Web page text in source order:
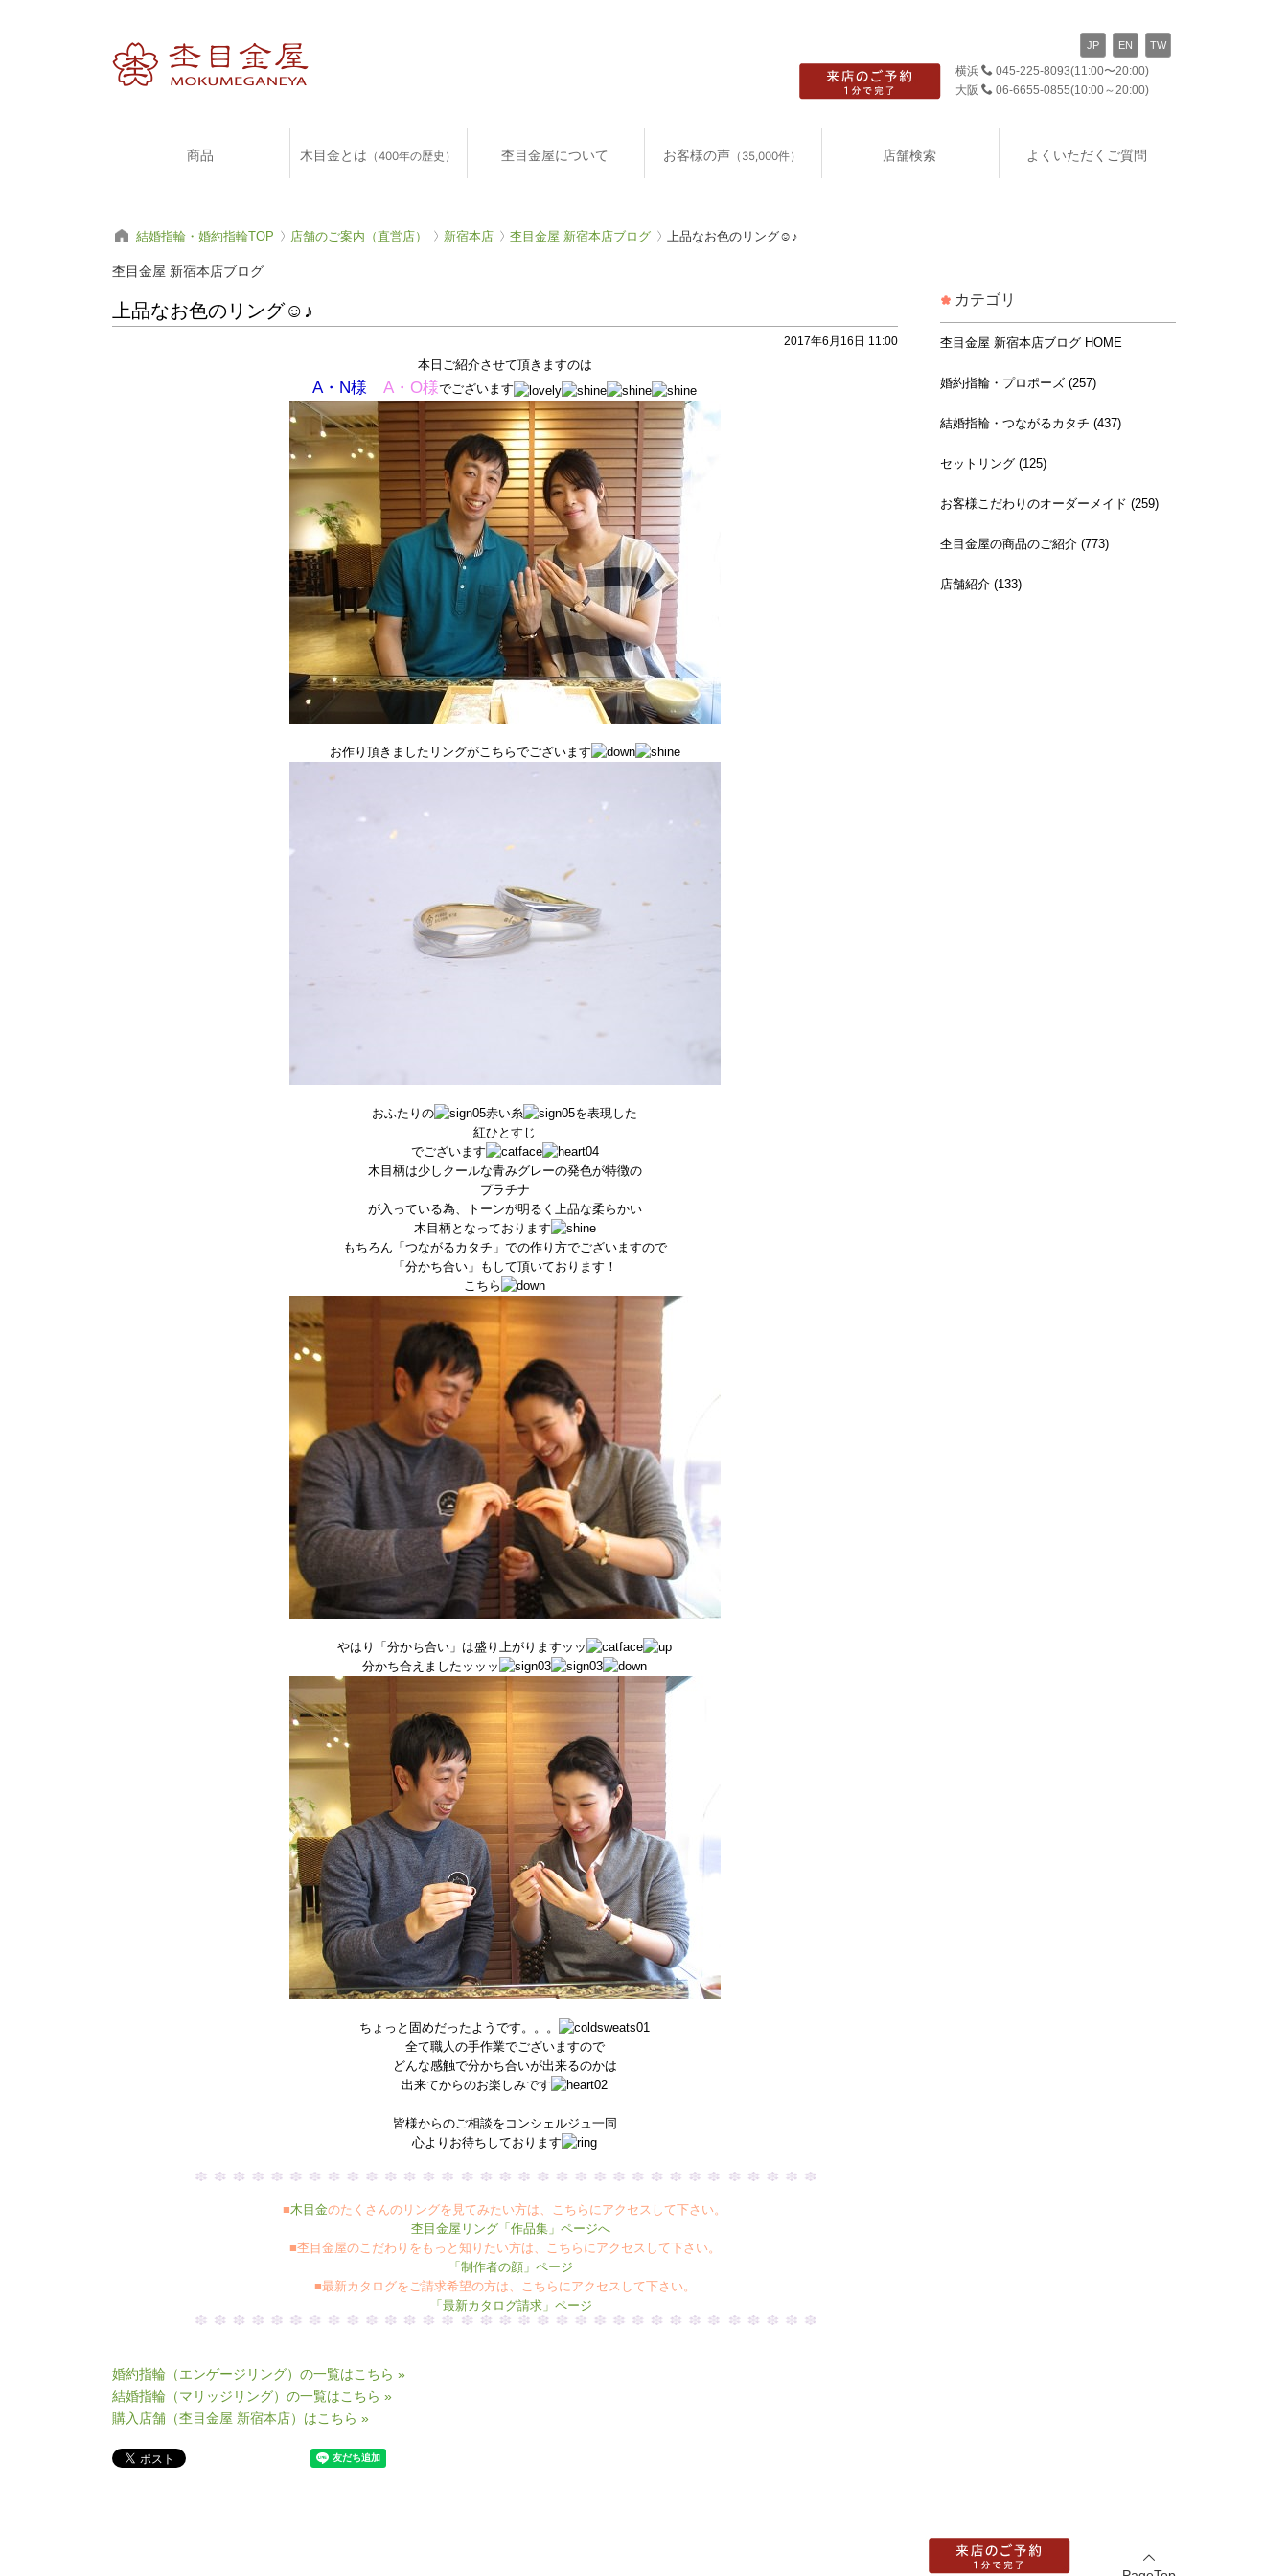
横浜 045-225-8093(11:00〜20:00)
大阪
06-6655-0855(10:00～20:00)
JP EN TW
商品 木目金とは （400年の歴史） 杢目金屋について お客様の声 （35,000件） 店舗検索 よくいただくご質問
結婚指輪・婚約指輪TOP 店舗のご案内（直営店） 新宿本店 杢目金屋 新宿本店ブログ 上品なお色のリング☺♪
杢目金屋 新宿本店ブログ
上品なお色のリング☺♪
2017年6月16日 11:00
本日ご紹介させて頂きますのは
A・N様 A・O様でございます
お作り頂きましたリングがこちらでございます
おふたりの 赤い糸
を表現した
紅ひとすじ
でございます
木目柄は少しクールな青みグレーの発色が特徴の
プラチナ
が入っている為、トーンが明るく上品な柔らかい
木目柄となっております
もちろん「つながるカタチ」での作り方でございますので
「分かち合い」もして頂いております！
こちら
やはり「分かち合い」は盛り上がりますッッ
分かち合えましたッッッ
ちょっと固めだったようです。。。
全て職人の手作業でございますので
どんな感触で分かち合いが出来るのかは
出来てからのお楽しみです
皆様からのご相談をコンシェルジュ一同
心よりお待ちしております
■木目金のたくさんのリングを見てみたい方は、こちらにアクセスして下さい。
杢目金屋リング「作品集」ページへ
■杢目金屋のこだわりをもっと知りたい方は、こちらにアクセスして下さい。
「制作者の顔」ページ
■最新カタログをご請求希望の方は、こちらにアクセスして下さい。
「最新カタログ請求」ページ
婚約指輪（エンゲージリング）の一覧はこちら »
結婚指輪（マリッジリング）の一覧はこちら »
購入店舗（杢目金屋 新宿本店）はこちら »
カテゴリ
杢目金屋 新宿本店ブログ HOME
婚約指輪・プロポーズ (257)
結婚指輪・つながるカタチ (437)
セットリング (125)
お客様こだわりのオーダーメイド (259)
杢目金屋の商品のご紹介 (773)
店舗紹介 (133)